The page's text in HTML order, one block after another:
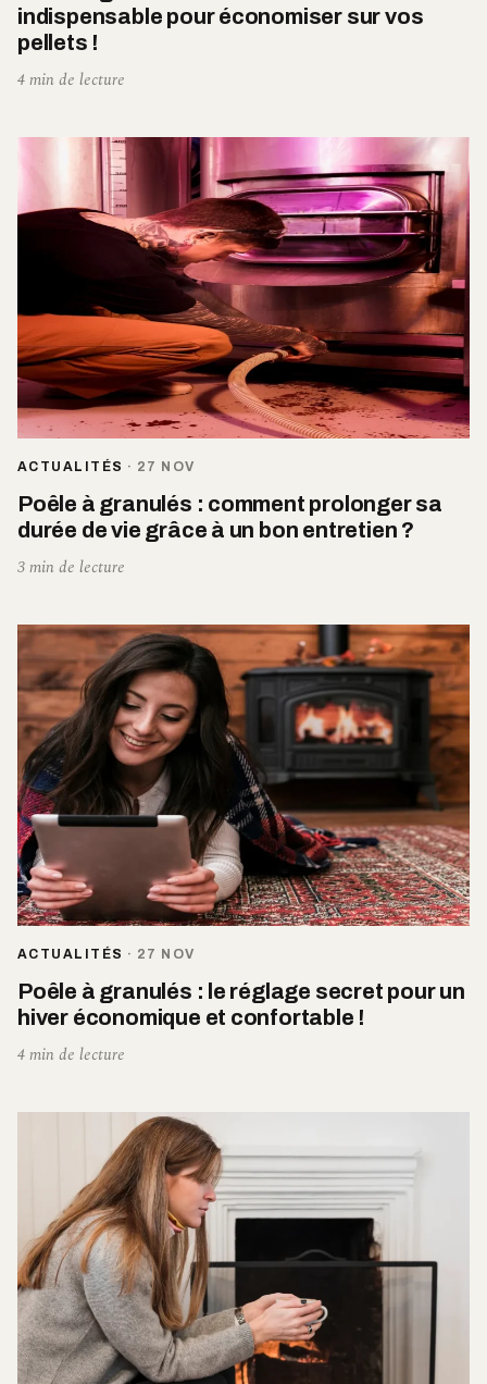
indispensable pour économiser sur vos
pellets !
4 min de lecture
ACTUALITÉS · 27 NOV
Poêle à granulés : comment prolonger sa
durée de vie grâce à un bon entretien ?
3 min de lecture
ACTUALITÉS · 27 NOV
Poêle à granulés : le réglage secret pour un
hiver économique et confortable !
4 min de lecture